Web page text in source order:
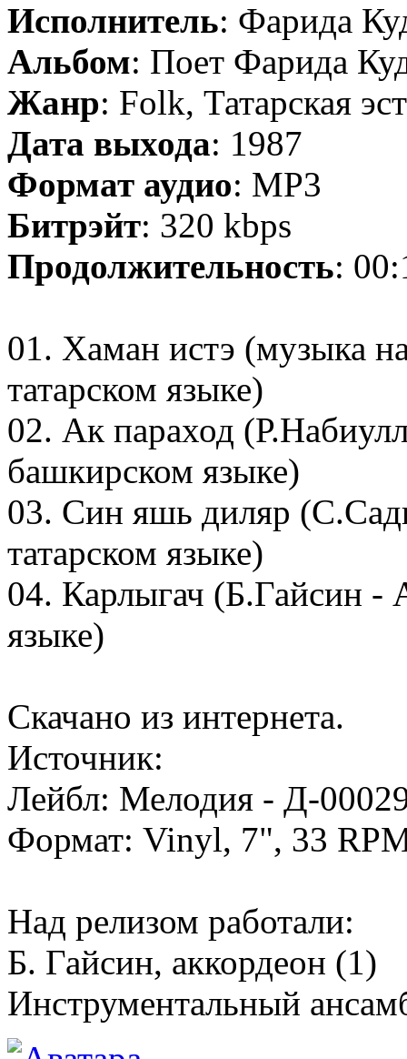
Исполнитель: Фарида
Альбом: Поет Фарида
Жанр: Folk, Татарская
Дата выхода: 1987
Формат аудио: MP3
Битрэйт: 320 kbps
Продолжительность:
01. Хаман истэ (музыка
татарском языке)
02. Ак параход
башкирском языке)
03. Син яшь диляр
татарском языке)
04. Карлыгач (Б.Гайсин -
языке)
Скачано из интернета.
Источник:
Лейбл: Мелодия - Д-
Формат: Vinyl, 7", 33
Над релизом работали:
Б. Гайсин, аккордеон (1)
Инструментальный